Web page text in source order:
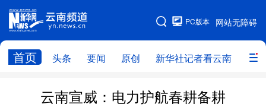
网站无障碍
PC版本
首页 头条 要闻 原创 新华社记者看云南 政务
网站地图
头条 云南要闻 本网原创
云南宣威：电力护航春耕备耕